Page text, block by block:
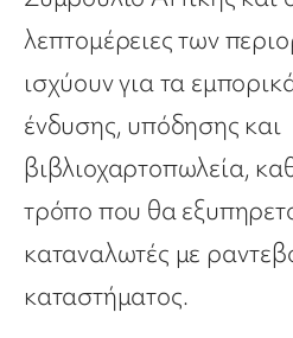
λεπτομέρειες των
ισχύουν για τα
ένδυσης, υπόδησης και
βιβλιοχαρτοπωλεία,
τρόπο που θα
καταναλωτές με
καταστήματος.